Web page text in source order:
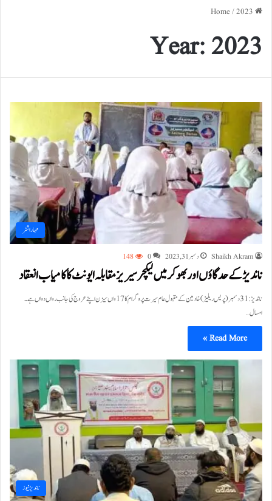
/2023
Year:2023
مہاراشٹر
Shaikh Akram دسمبر 31, 2023 0
148
ناندیڑ کے حدگاؤں اور بھوکر میں لیکچر سیریز مقابلہ ایونٹ کا کامیاب انعقاد
ناندیڑ:31 دسمبر(پریس ریلیز)خادمین کے مقبول عام سیرت پروگرام کا 17 واں سیزن اپنے عروج کی جانب رواں دواں ہے۔
امسال…
Read More »
ناندیڑ نیوز